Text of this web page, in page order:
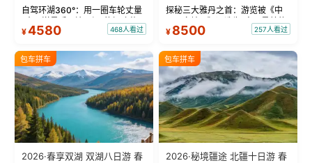
物！
自驾环湖360°：用一圈车轮丈量
“大西洋最后一滴眼泪”的极致蔚
蓝。 赛湖旅拍：甄选多款风格服
绝美瞬间。 赛湖坦克300跟车视
频：专业摄影师...
¥4580 468人看过
探秘三大雅丹之首：游览被《中
国国家地理》评选为“中国最美的
三大雅丹”第一名的克拉玛依魔鬼
瓦人最大村落——禾木村，欣赏
晨雾与小木...
¥ 8500 257人看过
包车拼车
2026·春享双湖 双湖八日游 春
包车拼车
2026·秘境疆途 北疆十日游 春